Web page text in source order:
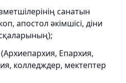
санатын
апостол әкімшісі, діни
(Архиепархия, Епархия,
колледждер, мектептер